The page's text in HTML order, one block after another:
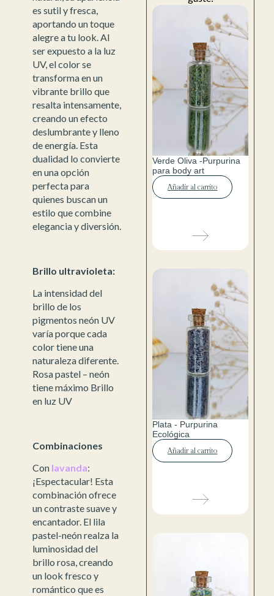
es sutil y fresca,
aportando un toque
alegre a tu look. Al
ser expuesto a la luz
UV, el color se
transforma en un
vibrante brillo que
resalta intensamente,
creando un efecto
deslumbrante y lleno
de energía. Esta
dualidad lo convierte
en una opción
perfecta para
quienes buscan un
estilo que combine
elegancia y diversión.
Brillo ultravioleta:
La intensidad del
brillo de los
pigmentos neón UV
varía porque cada
color tiene una
naturaleza diferente.
Rosa pastel – neón
tiene máximo Brillo
en luz UV
Combinaciones
Con lavanda:
¡Espectacular! Esta
combinación ofrece
un contraste suave y
encantador. El lila
pastel-neón realza la
luminosidad del
brillo rosa, creando
un look fresco y
romántico que es
Verde Oliva -Purpurina
para body art
Añadir al carrito
Plata - Purpurina
Ecológica
Añadir al carrito